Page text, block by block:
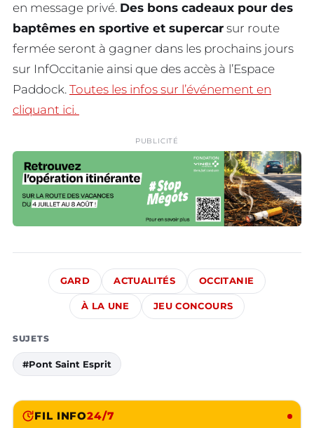
en message privé. Des bons cadeaux pour des
baptêmes en sportive et supercar sur route
fermée seront à gagner dans les prochains jours
sur InfOccitanie ainsi que des accès à l’Espace
Paddock. Toutes les infos sur l’événement en
cliquant ici.
PUBLICITÉ
GARD ACTUALITÉS OCCITANIE
À LA UNE JEU CONCOURS
SUJETS
#Pont Saint Esprit
FIL INFO24/7